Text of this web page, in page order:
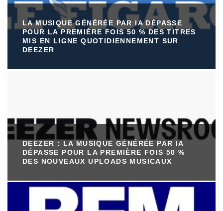
LA MUSIQUE GÉNÉRÉE PAR IA DÉPASSE
POUR LA PREMIÈRE FOIS 50 % DES TITRES
MIS EN LIGNE QUOTIDIENNEMENT SUR
DEEZER
DEEZER : LA MUSIQUE GÉNÉRÉE PAR IA
DÉPASSE POUR LA PREMIÈRE FOIS 50 %
DES NOUVEAUX UPLOADS MUSICAUX